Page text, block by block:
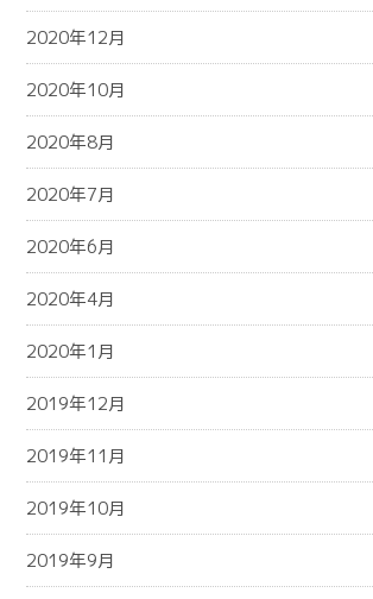
2020年12月
2020年10月
2020年8月
2020年7月
2020年6月
2020年4月
2020年1月
2019年12月
2019年11月
2019年10月
2019年9月